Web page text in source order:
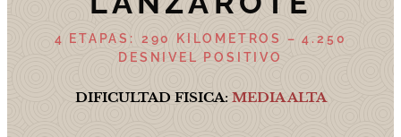
4 ETAPAS:
290 KILOMETROS – 4.250
DESNIVEL POSITIVO
DIFICULTAD FISICA: MEDIA ALTA